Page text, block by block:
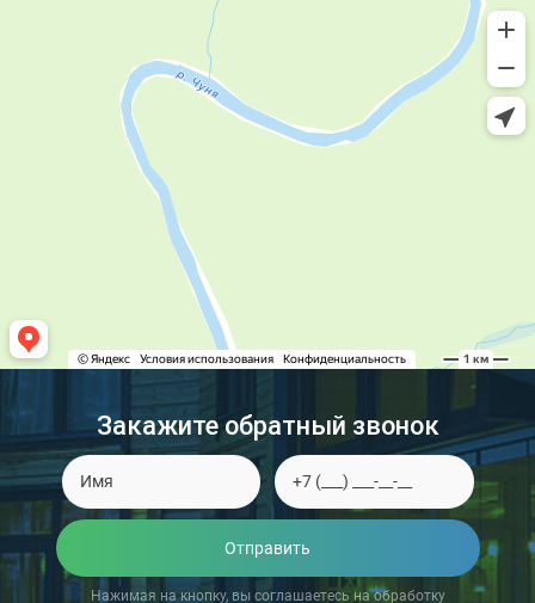
Закажите обратный звонок
Отправить
Нажимая на кнопку, вы соглашаетесь на обработку